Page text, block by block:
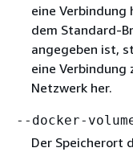
eine Verbindung
dem Standard-
angegeben ist,
eine
Netzwerk her.
--docker-
Der Speicherort